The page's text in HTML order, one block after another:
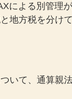
による別管理
地方税を分け
いて、通算親